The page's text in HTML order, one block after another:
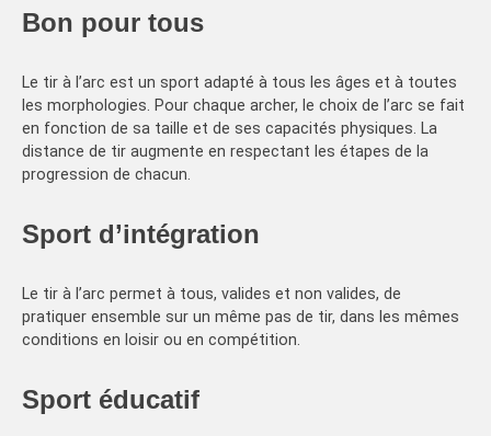
Bon pour tous
Le tir à l’arc est un sport adapté à tous les âges et à toutes
les morphologies. Pour chaque archer, le choix de l’arc se fait
en fonction de sa taille et de ses capacités physiques. La
distance de tir augmente en respectant les étapes de la
progression de chacun.
Sport d’intégration
Le tir à l’arc permet à tous, valides et non valides, de
pratiquer ensemble sur un même pas de tir, dans les mêmes
conditions en loisir ou en compétition.
Sport éducatif